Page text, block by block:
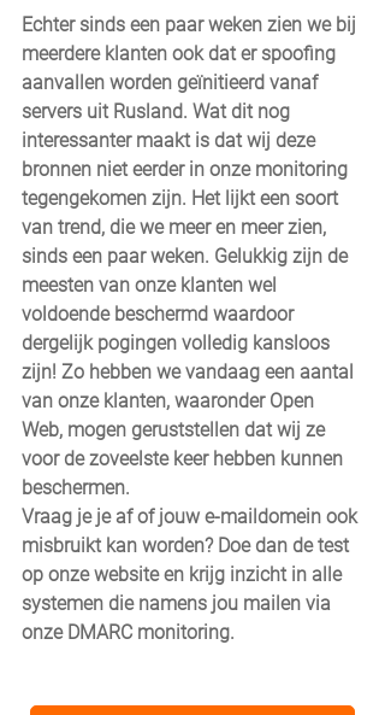
Echter sinds een paar weken zien we bij
meerdere klanten ook dat er spoofing
aanvallen worden geïnitieerd vanaf
servers uit Rusland. Wat dit nog
interessanter maakt is dat wij deze
bronnen niet eerder in onze monitoring
tegengekomen zijn. Het lijkt een soort
van trend, die we meer en meer zien,
sinds een paar weken. Gelukkig zijn de
meesten van onze klanten wel
voldoende beschermd waardoor
dergelijk pogingen volledig kansloos
zijn! Zo hebben we vandaag een aantal
van onze klanten, waaronder Open
Web, mogen geruststellen dat wij ze
voor de zoveelste keer hebben kunnen
beschermen.
Vraag je je af of jouw e-maildomein ook
misbruikt kan worden? Doe dan de test
op onze website en krijg inzicht in alle
systemen die namens jou mailen via
onze DMARC monitoring.